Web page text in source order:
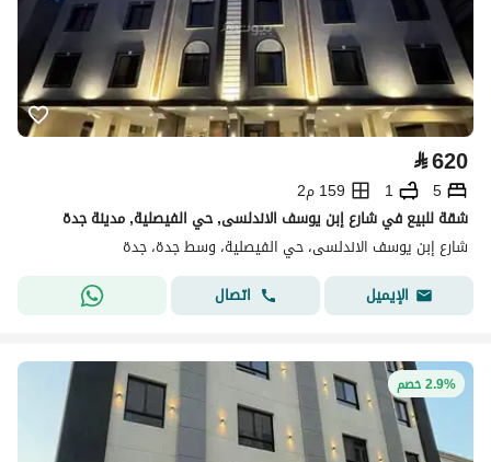
⃁620
5
1
159 م2
شقة للبيع في شارع إبن يوسف الاندلسى, حي الفيصلية, مدينة جدة
شارع إبن يوسف الاندلسى، حي الفيصلية، وسط جدة، جدة
الإيميل
اتصال
2.9% خصم